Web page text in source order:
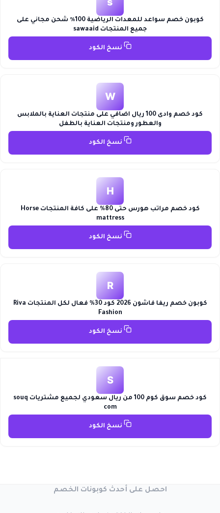
كوبون خصم سواعد للمعدات الرياضية 100٪ شحن مجاني على
جميع المنتجات sawaaid
نسخ الكود
W
كود خصم وادى 100 ريال اضافي على منتجات العناية بالملابس
والعطور ومنتجات العناية بالطفل
نسخ الكود
H
كود خصم مراتب هورس حتى 80% على كافة المنتجات Horse
mattress
نسخ الكود
R
كوبون خصم ريفا فاشون 2026 كود 30% فعال لكل المنتجات Riva
Fashion
نسخ الكود
S
كود خصم سوق كوم 100 من ريال سعودي لجميع مشتريات souq
com
نسخ الكود
احصل على أحدث كوبونات الخصم